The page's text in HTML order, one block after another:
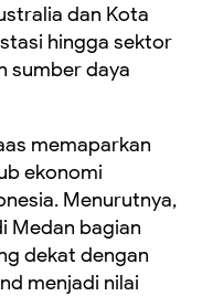
dan Kota
hingga sektor
sumber daya
memaparkan
ekonomi
Menurutnya,
Medan bagian
dekat dengan
menjadi nilai